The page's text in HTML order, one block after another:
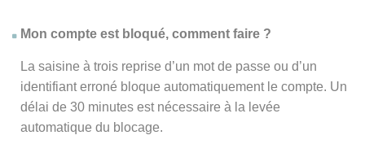
Mon compte est bloqué, comment faire ?
La saisine à trois reprise d’un mot de passe ou d’un
identifiant erroné bloque automatiquement le compte. Un
délai de 30 minutes est nécessaire à la levée
automatique du blocage.